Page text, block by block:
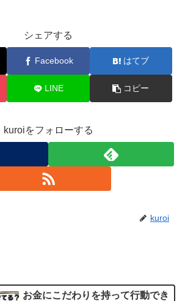
シェアする
Facebook はてブ
LINE コピー
kuroiをフォローする
kuroi
お金にこだわりを持って行動でき